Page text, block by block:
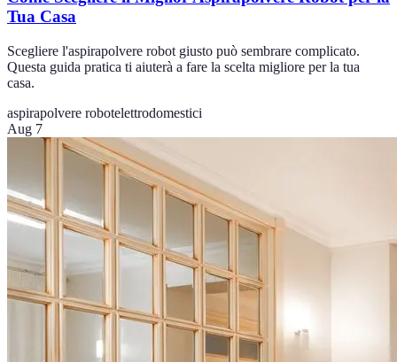
Tua Casa
Scegliere l'aspirapolvere robot giusto può sembrare complicato.
Questa guida pratica ti aiuterà a fare la scelta migliore per la tua
casa.
aspirapolvere robotelettrodomestici
Aug 7